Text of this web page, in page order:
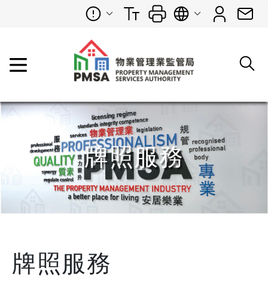
牌照服務
牌照服務